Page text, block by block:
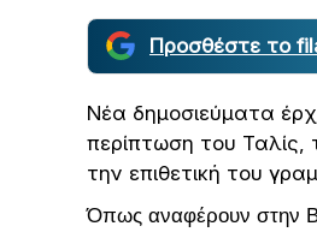
Προσθέστε το
Νέα δημοσιεύματα
περίπτωση του Ταλίς,
την επιθετική του
Όπως αναφέρουν στην